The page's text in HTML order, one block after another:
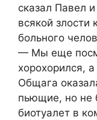
сказал Павел
всякой злости
больного
— Мы еще
хорохорился,
Общага
пьющие, но не
биотуалет в